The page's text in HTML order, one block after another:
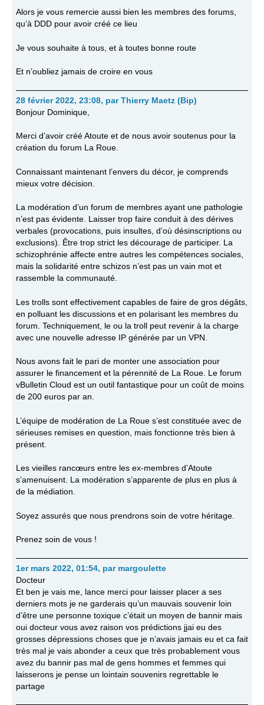
Alors je vous remercie aussi bien les membres des forums,
qu’à DDD pour avoir créé ce lieu
Je vous souhaite à tous, et à toutes bonne route
Et n’oubliez jamais de croire en vous
28 février 2022, 23:08, par Thierry Maetz (Bip)
Bonjour Dominique,
Merci d’avoir créé Atoute et de nous avoir soutenus pour la
création du forum La Roue.
Connaissant maintenant l’envers du décor, je comprends
mieux votre décision.
La modération d’un forum de membres ayant une pathologie
n’est pas évidente. Laisser trop faire conduit à des dérives
verbales (provocations, puis insultes, d’où désinscriptions ou
exclusions). Être trop strict les décourage de participer. La
schizophrénie affecte entre autres les compétences sociales,
mais la solidarité entre schizos n’est pas un vain mot et
rassemble la communauté.
Les trolls sont effectivement capables de faire de gros dégâts,
en polluant les discussions et en polarisant les membres du
forum. Techniquement, le ou la troll peut revenir à la charge
avec une nouvelle adresse IP générée par un VPN.
Nous avons fait le pari de monter une association pour
assurer le financement et la pérennité de La Roue. Le forum
vBulletin Cloud est un outil fantastique pour un coût de moins
de 200 euros par an.
L’équipe de modération de La Roue s’est constituée avec de
sérieuses remises en question, mais fonctionne très bien à
présent.
Les vieilles rancœurs entre les ex-membres d’Atoute
s’amenuisent. La modération s’apparente de plus en plus à
de la médiation.
Soyez assurés que nous prendrons soin de votre héritage.
Prenez soin de vous !
1er mars 2022, 01:54, par margoulette
Docteur
Et ben je vais me, lance merci pour laisser placer a ses
derniers mots je ne garderais qu’un mauvais souvenir loin
d’être une personne toxique c’était un moyen de bannir mais
oui docteur vous avez raison vos prédictions jjai eu des
grosses dépressions choses que je n’avais jamais eu et ca fait
très mal je vais abonder a ceux que très probablement vous
avez du bannir pas mal de gens hommes et femmes qui
laisserons je pense un lointain souvenirs regrettable le
partage